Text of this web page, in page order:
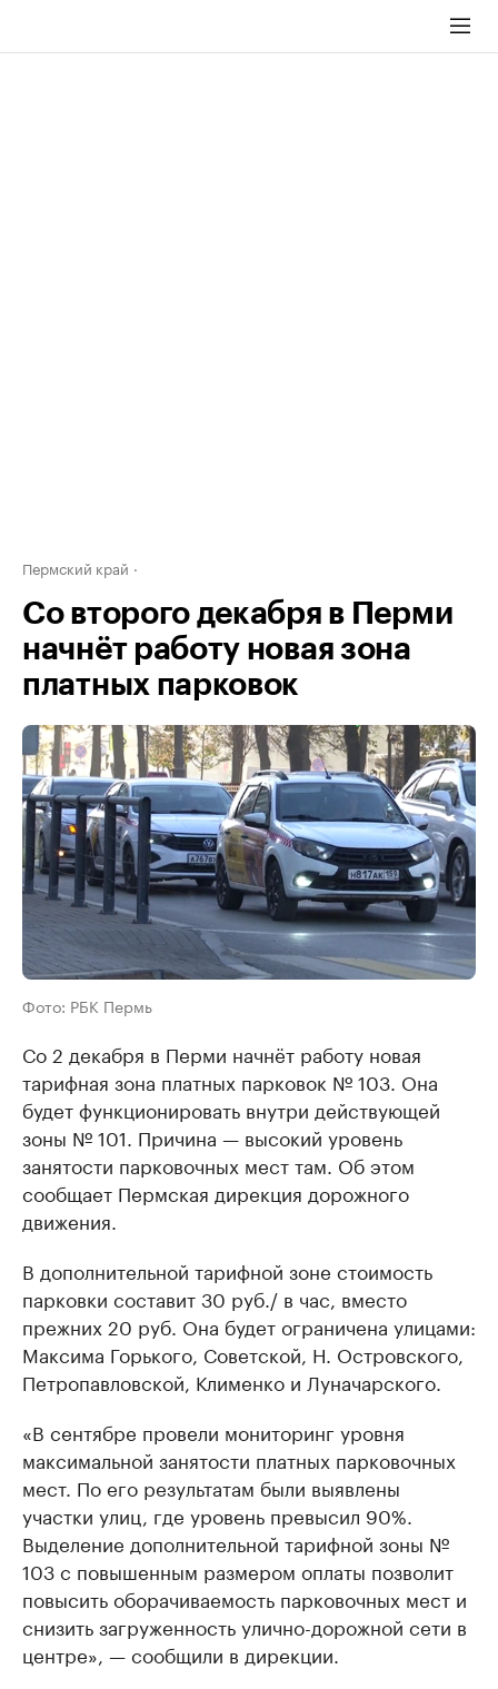
Пермский край
Со второго декабря в Перми
начнёт работу новая зона
платных парковок
Фото: РБК Пермь
Со 2 декабря в Перми начнёт работу новая
тарифная зона платных парковок № 103. Она
будет функционировать внутри действующей
зоны № 101. Причина — высокий уровень
занятости парковочных мест там. Об этом
сообщает Пермская дирекция дорожного
движения.
В дополнительной тарифной зоне стоимость
парковки составит 30 руб./ в час, вместо
прежних 20 руб. Она будет ограничена улицами:
Максима Горького, Советской, Н. Островского,
Петропавловской, Клименко и Луначарского.
«В сентябре провели мониторинг уровня
максимальной занятости платных парковочных
мест. По его результатам были выявлены
участки улиц, где уровень превысил 90%.
Выделение дополнительной тарифной зоны №
103 с повышенным размером оплаты позволит
повысить оборачиваемость парковочных мест и
снизить загруженность улично-дорожной сети в
центре», — сообщили в дирекции.